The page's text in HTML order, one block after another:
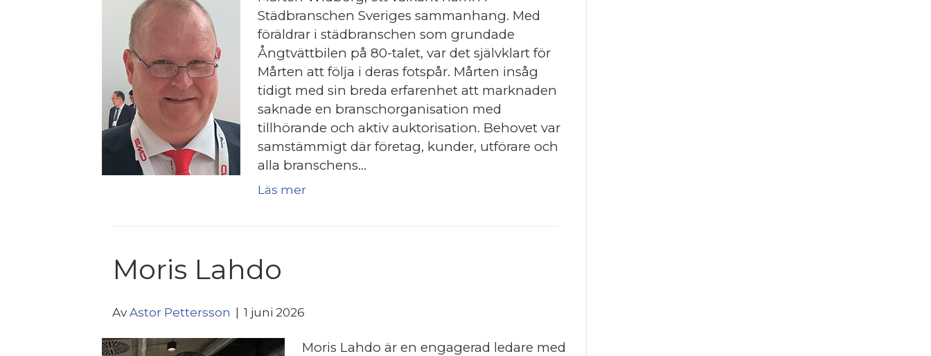
Städbranschen Sveriges sammanhang. Med
föräldrar i städbranschen som grundade
Ångtvättbilen på 80-talet, var det självklart för
Mårten att följa i deras fotspår. Mårten insåg
tidigt med sin breda erfarenhet att marknaden
saknade en branschorganisation med
tillhörande och aktiv auktorisation. Behovet var
samstämmigt där företag, kunder, utförare och
alla branschens…
Läs mer
Moris Lahdo
Av Astor Pettersson 1 juni 2026
Moris Lahdo är en engagerad ledare med